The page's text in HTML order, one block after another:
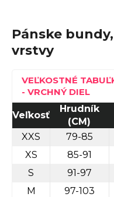
Pánske
vrstvy
VEĽKOSTNÉ
- VRCHNÝ DIEL
Veľkosť
Hrudník
(CM)
XXS
79-85
XS
85-91
S
91-97
M
97-103
j
s